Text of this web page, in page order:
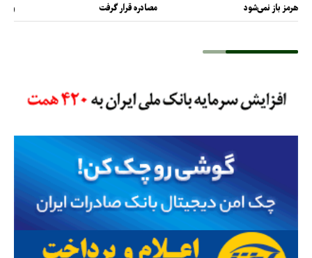
هرمز باز نمی‌شود
مصادره قرار گرفت
و